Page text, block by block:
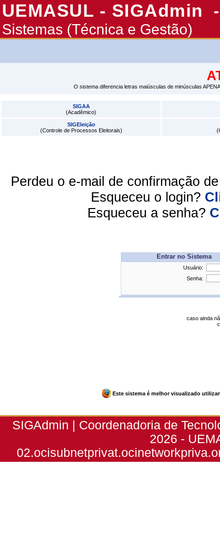
UEMASUL - SIGAdmin
Sistemas (Técnica e Gestão)
O sistema diferencia letras maiúsculas de minúsculas
SIGAA
(Acadêmico)
SIGEleição
(Controle de Processos Eleitorais)
Perdeu o e-mail de confirmação
Esqueceu o login?
Esqueceu a senha?
Entrar no Sistema
Usuário:
Senha:
caso ainda
Este sistema é melhor visualizado
SIGAdmin | Coordenadoria de
2026 -